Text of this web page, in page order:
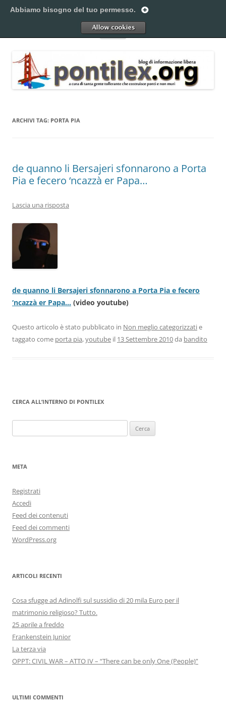
al
Pontilex
Menu
ARCHIVI TAG: PORTA PIA
de quanno li Bersajeri sfonnarono a Porta
Pia e fecero ‘ncazzà er Papa…
Lascia una risposta
de quanno li Bersajeri sfonnarono a Porta Pia e fecero
‘ncazzà er Papa… (video youtube)
Questo articolo è stato pubblicato in Non meglio categorizzatie
taggato come porta pia,youtube il 13 Settembre 2010da bandito
CERCA ALL’INTERNO DI PONTILEX
per:
META
Registrati
Accedi
Feed dei contenuti
Feed dei commenti
WordPress.org
ARTICOLI RECENTI
Cosa sfugge ad Adinolfi sul sussidio di 20 mila Euro per il
matrimonio religioso? Tutto.
25 aprile a freddo
Frankenstein Junior
La terza via
OPPT: CIVIL WAR – ATTO IV – “There can be only One (People)”
ULTIMI COMMENTI
Abbiamo bisogno del tuo permesso.